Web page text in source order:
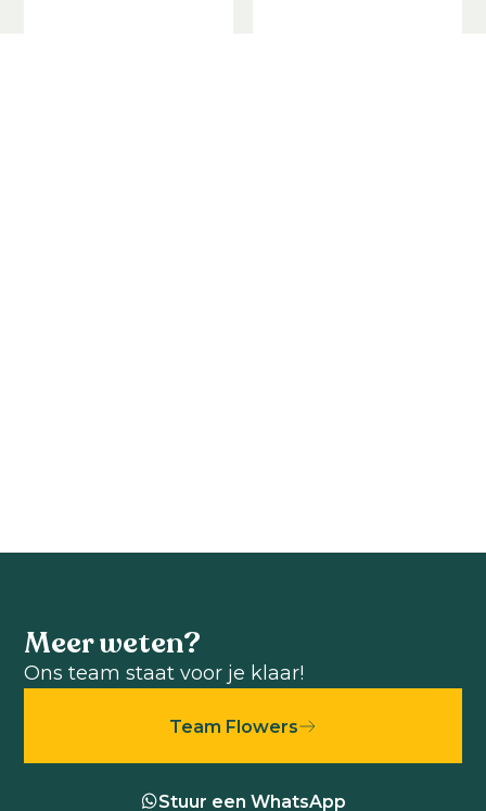
Meer weten?
Ons team staat voor je klaar!
Team Flowers
Stuur een WhatsApp